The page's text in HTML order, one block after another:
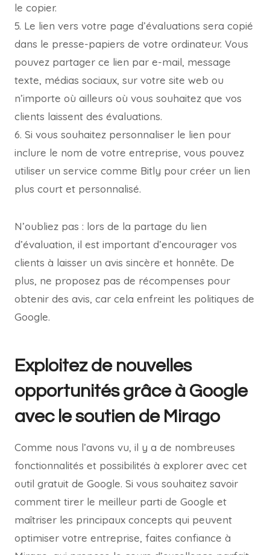
le copier.
5. Le lien vers votre page d’évaluations sera copié
dans le presse-papiers de votre ordinateur. Vous
pouvez partager ce lien par e-mail, message
texte, médias sociaux, sur votre site web ou
n’importe où ailleurs où vous souhaitez que vos
clients laissent des évaluations.
6. Si vous souhaitez personnaliser le lien pour
inclure le nom de votre entreprise, vous pouvez
utiliser un service comme Bitly pour créer un lien
plus court et personnalisé.
N’oubliez pas : lors de la partage du lien
d’évaluation, il est important d’encourager vos
clients à laisser un avis sincère et honnête. De
plus, ne proposez pas de récompenses pour
obtenir des avis, car cela enfreint les politiques de
Google.
Exploitez de nouvelles
opportunités grâce à Google
avec le soutien de Mirago
Comme nous l’avons vu, il y a de nombreuses
fonctionnalités et possibilités à explorer avec cet
outil gratuit de Google. Si vous souhaitez savoir
comment tirer le meilleur parti de Google et
maîtriser les principaux concepts qui peuvent
optimiser votre entreprise, faites confiance à